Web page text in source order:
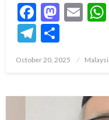
Telegram
Posted
October 20, 2025